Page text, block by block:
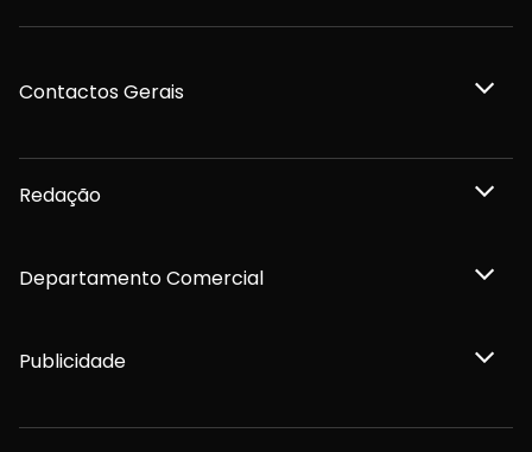
Contactos Gerais
Redação
Departamento Comercial
Publicidade